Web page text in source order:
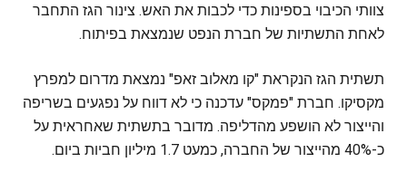
צוותי הכיבוי בספינות כדי לכבות את האש. צינור הגז התחבר
לאחת התשתיות של חברת הנפט שנמצאת בפיתוח.
תשתית הגז הנקראת "קו מאלוב זאפ" נמצאת מדרום למפרץ
מקסיקו. חברת "פמקס" עדכנה כי לא דווח על נפגעים בשריפה
והייצור לא הושפע מהדליפה. מדובר בתשתית שאחראית על
כ-40% מהייצור של החברה, כמעט 1.7 מיליון חביות ביום.